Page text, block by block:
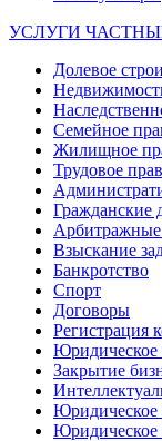
УСЛУГИ
Долевое
Семейное
Жилищное
Трудовое
Гражданские
Арбитражные
Взыскание
Банкротство
Спорт
Договоры
Регистрация
Юридическое
Закрытие
Юридическое
Юридическое